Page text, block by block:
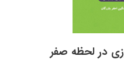
در لحظه صفر